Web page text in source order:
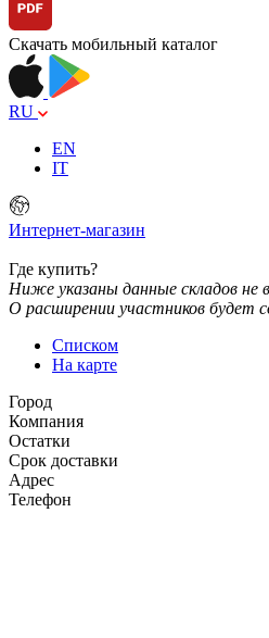
Скачать мобильный каталог
RU
EN
IT
Интернет-магазин
Где купить?
Ниже указаны данные складов не
О расширении участников будет
Списком
На карте
Город
Компания
Остатки
Срок доставки
Адрес
Телефон